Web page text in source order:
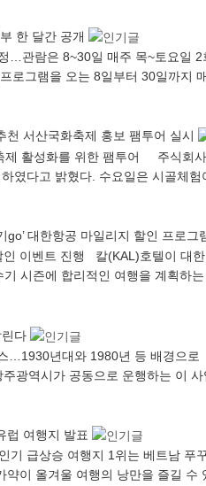
한 달간 공개
…관람은 8~30일 매주 목~토요
로그램을 오는 8일부터 30일까지
서산국화축제 홍보 팸투어 실시
제 활성화를 위한 팸투어 주식회
였다고 밝혔다. 수요일은 시골체험
go’ 대한항공 마일리지 할인 프로그
이벤트 진행 칼(KAL)호텔이 대한
기 시즌에 합리적인 여행을 계획하
린다
…1930년대와 1980년 등 배경으
광역시가 공동으로 운행하는 이
럽 여행지 발표
급상승 여행지 1위는 베트남 푸
이 올겨울 여행의 낭만을 즐길 수